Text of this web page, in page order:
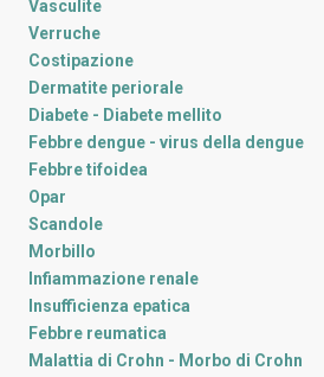
Vasculite
Verruche
Costipazione
Dermatite periorale
Diabete - Diabete mellito
Febbre dengue - virus della dengue
Febbre tifoidea
Opar
Scandole
Morbillo
Infiammazione renale
Insufficienza epatica
Febbre reumatica
Malattia di Crohn - Morbo di Crohn